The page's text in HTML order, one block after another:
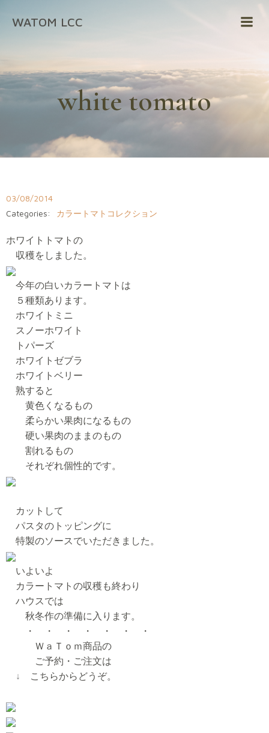
へ
キ
WATOM LCC
white tomato
03/08/2014
Categories:
カラートマトコレクション
ホワイトトマトの
収穫をしました。
今年の白いカラートマトは
５種類あります。
ホワイトミニ
スノーホワイト
トパーズ
ホワイトゼブラ
ホワイトベリー
熟すると
黄色くなるもの
柔らかい果肉になるもの
硬い果肉のままのもの
割れるもの
それぞれ個性的です。
カットして
パスタのトッピングに
特製のソースでいただきました。
いよいよ
カラートマトの収穫も終わり
ハウスでは
秋冬作の準備に入ります。
・ ・ ・ ・ ・ ・ ・
ＷａＴｏｍ商品の
ご予約・ご注文は
↓
こちらからどうぞ。